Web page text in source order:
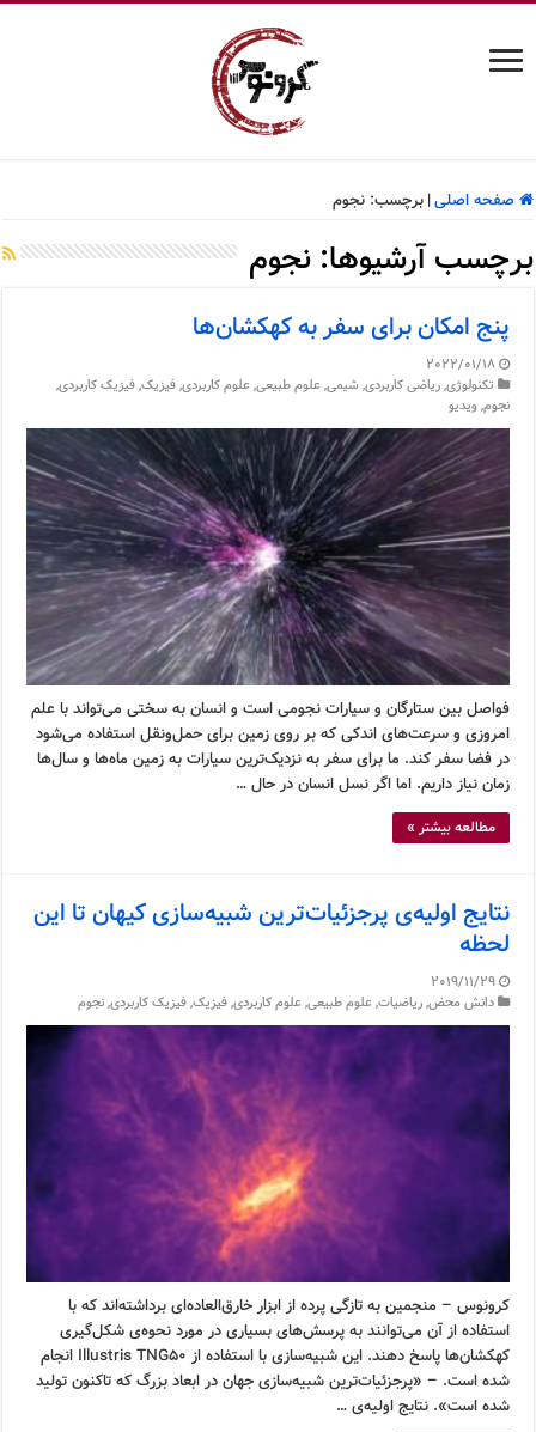
صفحه اصلی| برچسب:نجوم
برچسب آرشیوها:نجوم
پنج امکان برای سفر به کهکشان‌ها
2022/01/18
تکنولوژی,ریاضی کاربردی, شیمی,علوم طبیعی,علوم کاربردی,فیزیک,فیزیک کاربردی,
نجوم,ویدیو
فواصل بین ستارگان و سیارات نجومی است و انسان به سختی می‌تواند با علم
امروزی و سرعت‌های اندکی که بر روی زمین برای حمل‌ونقل استفاده می‌شود
در فضا سفر کند. ما برای سفر به نزدیک‌ترین سیارات به زمین ماه‌ها و سال‌ها
زمان نیاز داریم. اما اگر نسل انسان در حال …
مطالعه بیشتر »
نتایج اولیه‌ی پرجزئیات‌ترین شبیه‌سازی کیهان تا این
لحظه
2019/11/29
دانش محض,ریاضیات,علوم طبیعی,علوم کاربردی,فیزیک,فیزیک کاربردی,نجوم
کرونوس – منجمین به تازگی پرده از ابزار خارق‌العاده‌ای برداشته‌اند که با
استفاده از آن می‌توانند به پرسش‌های بسیاری در مورد نحوه‌ی شکل‌گیری
کهکشان‌ها پاسخ دهند. این شبیه‌سازی با استفاده از Illustris TNG50 انجام
شده است. – «پرجزئیات‌ترین شبیه‌سازی جهان در ابعاد بزرگ که تاکنون تولید
شده است». نتایج اولیه‌ی …